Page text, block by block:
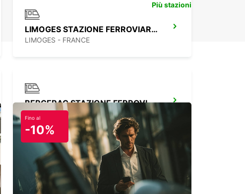
LIMOGES STAZIONE FERROVIARIA - PUNTO DI SERVIZIO
LIMOGES - FRANCE
BERGERAC STAZIONE FERROVIARIA
BERGERAC - FRANCE
Più stazioni
Fino al
-10%